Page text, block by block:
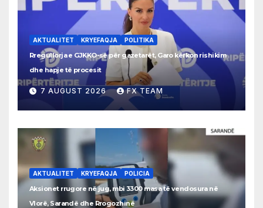
AKTUALITET KRYEFAQJA POLITIKA
Rregullorja e GJKKO-së për gazetarët, Garo kërkon rishikim
dhe hapje të procesit
7 AUGUST 2026 FX TEAM
AKTUALITET KRYEFAQJA POLICIA
Aksionet rrugore në jug, mbi 3300 masa të vendosura në
Vlorë, Sarandë dhe Rrogozhinë